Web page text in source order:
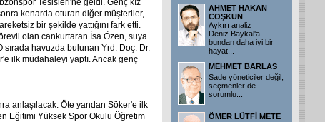
Tesisleri'ne geldi. Genç kız
kenarda oturan diğer müşteriler,
bir şekilde yattığını fark etti.
olan cankurtaran İsa Özen, suya
sırada havuzda bulunan Yrd. Doç. Dr.
ilk müdahaleyi yaptı. Ancak genç
anlaşılacak. Öte yandan Söker'e ilk
Eğitimi Yüksek Spor Okulu Öğretim
AHMET HAKAN
COŞKUN
Aykırı analiz
Deniz Baykal'a
bundan daha iyi bir
hayat
MEHMET BARLAS
Sade yöneticiler değil,
seçmenler de
sorumlu
ÖMER LÜTFİ METE